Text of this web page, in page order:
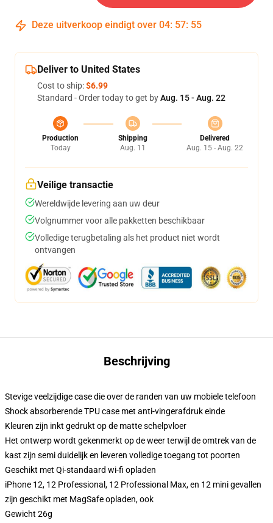
Deze uitverkoop eindigt over 04: 57: 54
Deliver to United States
Cost to ship:$6.99
Standard - Order today to get byAug. 15 - Aug. 22
Production
Today
Shipping
Aug. 11
Delivered
Aug. 15 - Aug. 22
Veilige transactie
Wereldwijde levering aan uw deur
Volgnummer voor alle pakketten beschikbaar
Volledige terugbetaling als het product niet wordt
ontvangen
Beschrijving
Stevige veelzijdige case die over de randen van uw mobiele telefoon
Shock absorberende TPU case met anti-vingerafdruk einde
Kleuren zijn inkt gedrukt op de matte schelpvloer
Het ontwerp wordt gekenmerkt op de weer terwijl de omtrek van de
kast zijn semi duidelijk en leveren volledige toegang tot poorten
Geschikt met Qi-standaard wi-fi opladen
iPhone 12, 12 Professional, 12 Professional Max, en 12 mini gevallen
zijn geschikt met MagSafe opladen, ook
Gewicht 26g